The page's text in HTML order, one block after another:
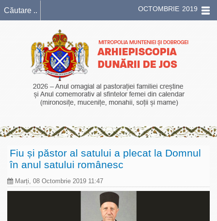
OCTOMBRIE 2019
Fiu și păstor al satului a plecat la Domnul
în anul satului românesc
Marți, 08 Octombrie 2019 11:47